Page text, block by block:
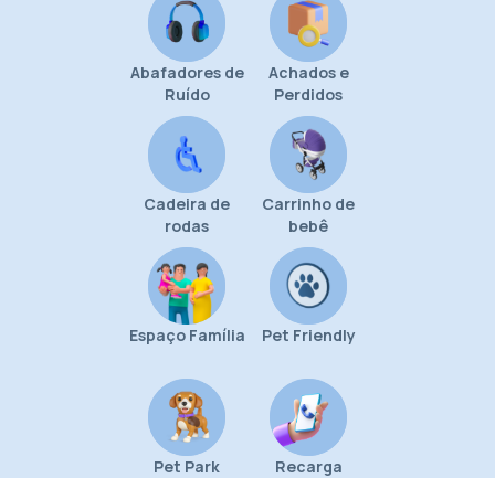
Abafadores de
Ruído
Achados e
Perdidos
Cadeira de
rodas
Carrinho de
bebê
Espaço Família Pet Friendly
Pet Park Recarga